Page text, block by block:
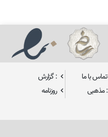
تماس با ما
: گزارش
: مذهبی
روزنامه